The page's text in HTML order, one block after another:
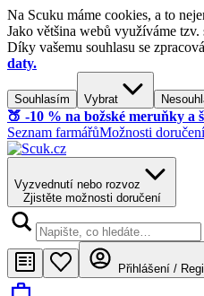
Na Scuku máme cookies, a to
Jako většina webů využíváme
Díky vašemu souhlasu se
daty.
Souhlasím Vybrat
🍑​ -10 % na božské meruňky a
Seznam farmářůMožnosti doručení
Vyzvednutí nebo rozvoz
Zjistěte možnosti doručení
Přihlášení /